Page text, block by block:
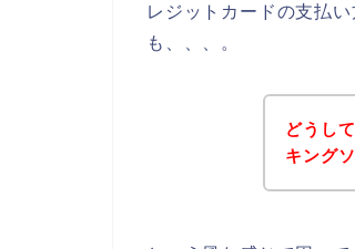
レジットカードの支払
も、、、。
どうし
キング